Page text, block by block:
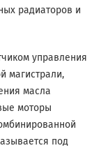
радиаторов и
управления
магистрали,
масла
моторы
под